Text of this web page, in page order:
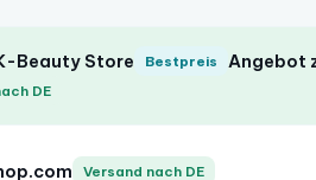
Beauty Store Bestpreis Angebot
DE
Versand nach DE